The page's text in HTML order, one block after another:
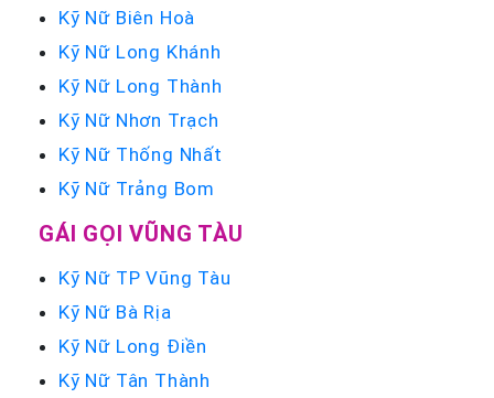
Kỹ Nữ Biên Hoà
Kỹ Nữ Long Khánh
Kỹ Nữ Long Thành
Kỹ Nữ Nhơn Trạch
Kỹ Nữ Thống Nhất
Kỹ Nữ Trảng Bom
GÁI GỌI VŨNG TÀU
Kỹ Nữ TP Vũng Tàu
Kỹ Nữ Bà Rịa
Kỹ Nữ Long Điền
Kỹ Nữ Tân Thành